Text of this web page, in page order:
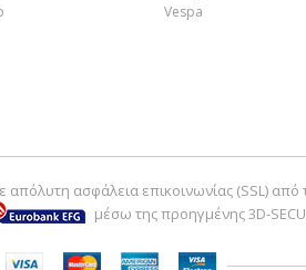
Vespa
απόλυτη ασφάλεια επικοινωνίας (SSL)
μέσω της προηγμένης 3D-